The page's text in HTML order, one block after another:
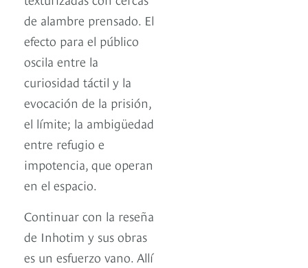
de alambre prensado. El
efecto para el público
oscila entre la
curiosidad táctil y la
evocación de la prisión,
el límite; la ambigüedad
entre refugio e
impotencia, que operan
en el espacio.
Continuar con la reseña
de Inhotim y sus obras
es un esfuerzo vano. Allí